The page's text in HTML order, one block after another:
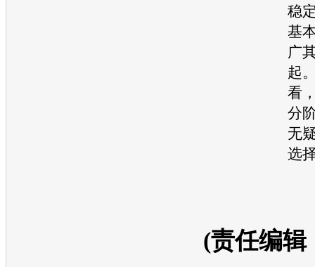
稳
基
广
起
看
分
无
选
(责任编辑